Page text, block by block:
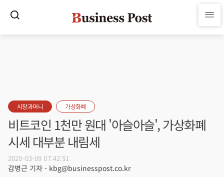
시장과머니 가상화폐
비트코인 1천만 원대 '아슬아슬', 가상화폐
시세 대부분 내림세
2020-03-09 07:42:51
감병근 기자 - kbg@businesspost.co.kr